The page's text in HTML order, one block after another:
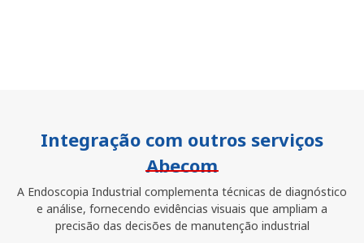
Integração com outros serviços
Abecom
A Endoscopia Industrial complementa técnicas de diagnóstico
e análise, fornecendo evidências visuais que ampliam a
precisão das decisões de manutenção industrial